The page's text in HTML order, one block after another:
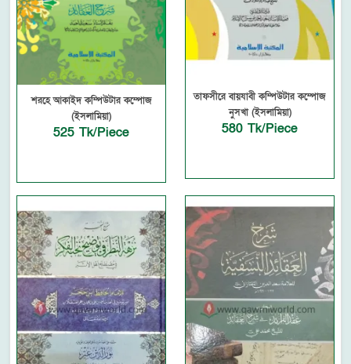
শরহে আকাইদ কম্পিউটার কম্পোজ
(ইসলামিয়া)
525 Tk/Piece
তাফসীরে বায়যাবী কম্পিউটার কম্পোজ
নুসখা (ইসলামিয়া)
580 Tk/Piece